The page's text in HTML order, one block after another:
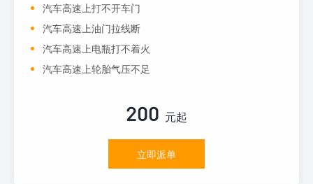
汽车高速上打不开车门
汽车高速上油门拉线断
汽车高速上电瓶打不着火
汽车高速上轮胎气压不足
200 元起
立即派单